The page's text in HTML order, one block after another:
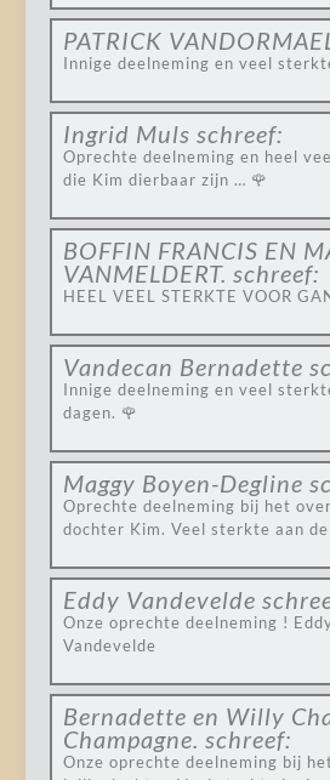
PATRICK
Innige deelneming en veel
Ingrid Muls schreef:
Oprechte deelneming en heel
die Kim dierbaar zijn … 🌹
BOFFIN FRANCIS EN
VANMELDERT. schreef:
HEEL VEEL STERKTE VOOR
Vandecan Bernadette
Innige deelneming en veel
dagen. 🌹
Maggy Boyen-Degline
Oprechte deelneming bij het
dochter Kim. Veel sterkte aan
Eddy Vandevelde
Onze oprechte deelneming !
Vandevelde
Bernadette en Willy
Champagne. schreef:
Onze oprechte deelneming bij